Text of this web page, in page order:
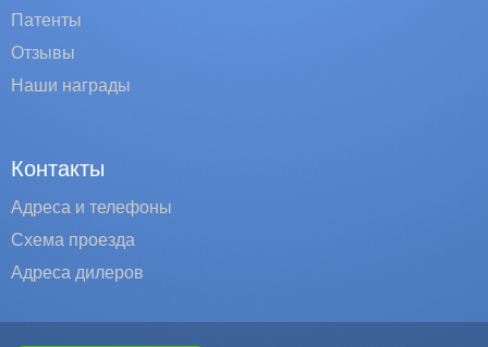
Патенты
Отзывы
Наши награды
Контакты
Адреса и телефоны
Схема проезда
Адреса дилеров